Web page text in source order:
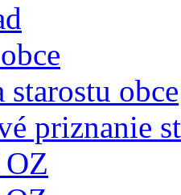
starostu obce
priznanie
OZ